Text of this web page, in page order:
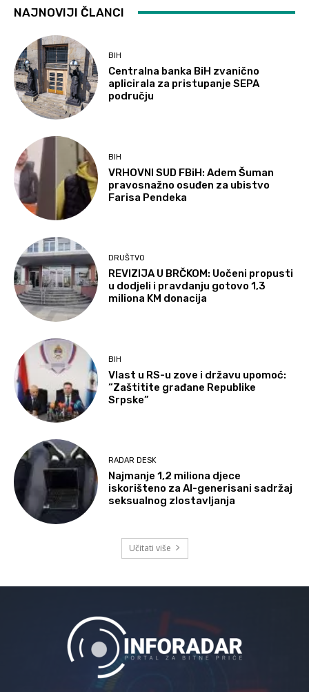
NAJNOVIJI ČLANCI
BIH
Centralna banka BiH zvanično
aplicirala za pristupanje SEPA
području
BIH
VRHOVNI SUD FBiH: Adem Šuman
pravosnažno osuđen za ubistvo
Farisa Pendeka
DRUŠTVO
REVIZIJA U BRČKOM: Uočeni propusti
u dodjeli i pravdanju gotovo 1,3
miliona KM donacija
BIH
Vlast u RS-u zove i državu upomoć:
“Zaštitite građane Republike
Srpske”
RADAR DESK
Najmanje 1,2 miliona djece
iskorišteno za AI-generisani sadržaj
seksualnog zlostavljanja
Učitati više